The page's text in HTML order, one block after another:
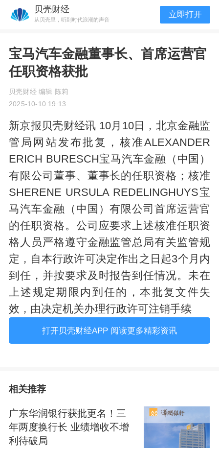
贝壳财经
从贝壳里，听到时代浪潮的声音
立即打开
宝马汽车金融董事长、首席运营官
任职资格获批
贝壳财经 编辑 陈莉
2025-10-10 19:13
新京报贝壳财经讯 10月10日，北京金融监
管局网站发布批复，核准ALEXANDER
ERICH BURESCH宝马汽车金融（中国）
有限公司董事、董事长的任职资格；核准
SHERENE URSULA REDELINGHUYS宝
马汽车金融（中国）有限公司首席运营官
的任职资格。公司应要求上述核准任职资
格人员严格遵守金融监管总局有关监管规
定，自本行政许可决定作出之日起3个月内
到任，并按要求及时报告到任情况。未在
上述规定期限内到任的，本批复文件失
效，由决定机关办理行政许可注销手续
打开贝壳财经APP 阅读更多精彩资讯
相关推荐
广东华润银行获批更名！三
年两度换行长 业绩增收不增
利待破局